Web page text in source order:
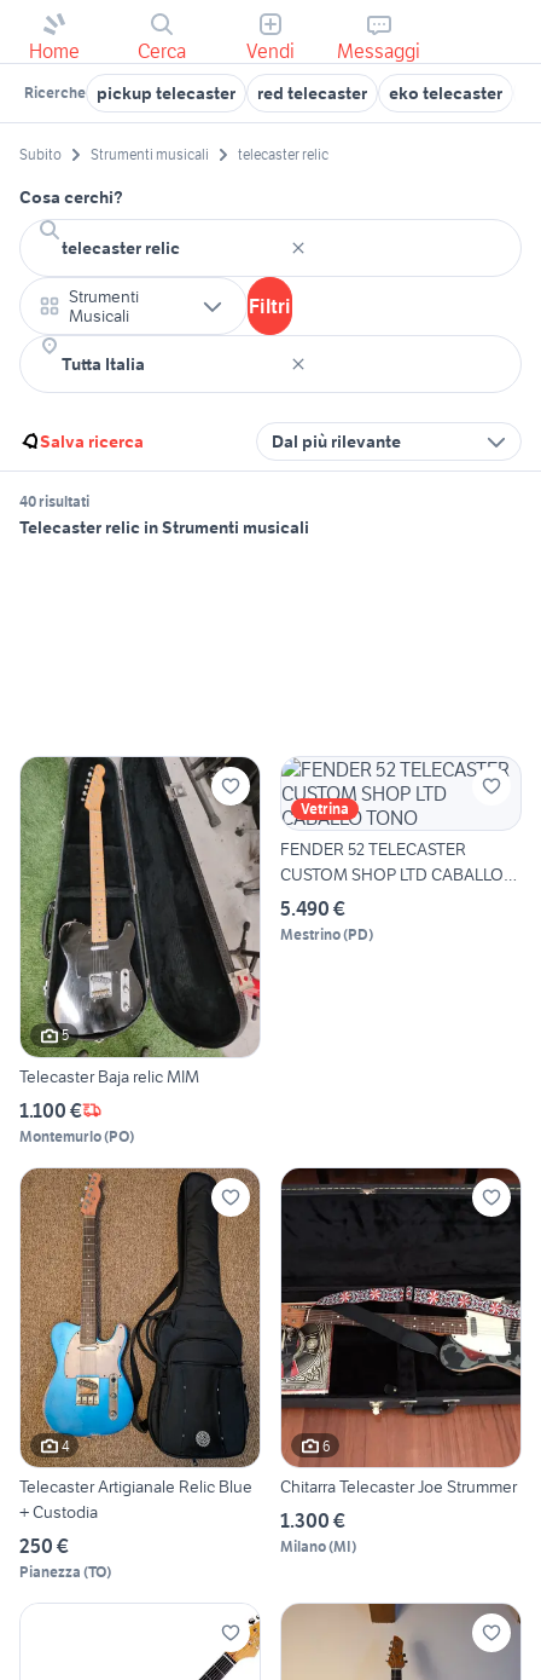
Home Cerca Vendi Messaggi
Ricerche pickup telecaster red telecaster eko telecaster
Subito Strumenti musicali telecaster relic
Cosa cerchi?
Strumenti
Musicali
Filtri
Salva ricerca Dal più rilevante
40 risultati
Telecaster relic in Strumenti musicali
5
Telecaster Baja relic MIM
1.100 €
Montemurlo(PO)
Vetrina
FENDER 52 TELECASTER
CUSTOM SHOP LTD CABALLO
TONO
5.490 €
Mestrino(PD)
4
Telecaster Artigianale Relic Blue
+ Custodia
250 €
Pianezza (TO)
6
Chitarra Telecaster Joe Strummer
1.300 €
Milano(MI)